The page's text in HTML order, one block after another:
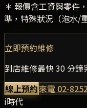
＊ 報價含工資與零件
準，特殊狀況（泡水/
立即預約維修
到店維修最快 30 分
線上預約來電 02-
i時代